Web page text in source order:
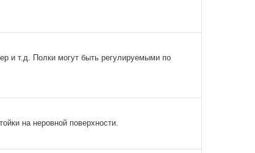
и т.д. Полки могут быть регулируемыми по
на неровной поверхности.